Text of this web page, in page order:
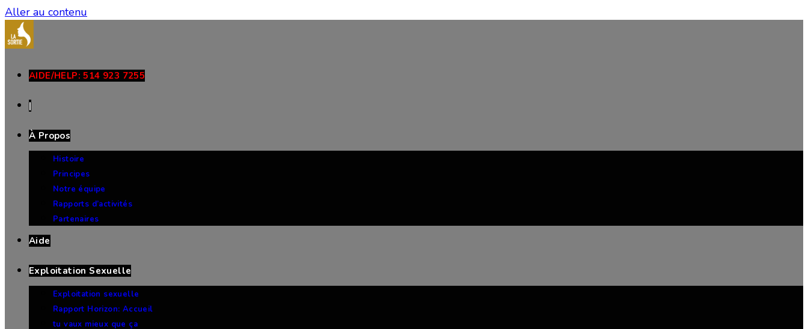
Aller au contenu
AIDE/HELP: 514 923 7255
|
À Propos
Histoire
Principes
Notre équipe
Rapports d’activités
Partenaires
Aide
Exploitation Sexuelle
Exploitation sexuelle
Rapport Horizon: Accueil
tu vaux mieux que ça